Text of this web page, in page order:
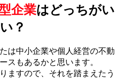
企業はどっちがい
い？
は中小企業や個人経営の不動
スもあるかと思います。
ますので、それを踏まえたう